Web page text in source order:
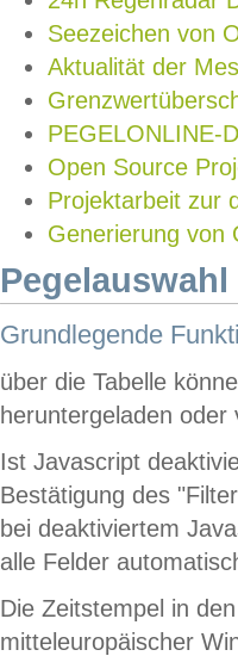
Seezeichen von
Aktualität der
PEGELONLINE-
Open Source
Projektarbeit zur
Generierung von
Grundlegende
über die Tabelle
heruntergeladen oder
Ist Javascript
Bestätigung des
bei deaktiviertem
alle Felder
Die Zeitstempel in
mitteleuropäischer